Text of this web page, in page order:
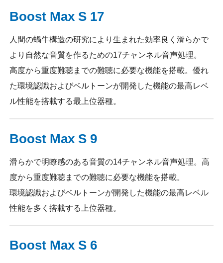
Boost Max S 17
人間の蝸牛構造の研究により生まれた効率良く滑らかで
より自然な音質を作るための17チャンネル音声処理。
高度から重度難聴までの難聴に必要な機能を搭載。優れ
た環境認識およびベルトーンが開発した機能の最高レベ
ル性能を搭載する最上位器種。
Boost Max S 9
滑らかで明瞭感のある音質の14チャンネル音声処理。高
度から重度難聴までの難聴に必要な機能を搭載。
環境認識およびベルトーンが開発した機能の最高レベル
性能を多く搭載する上位器種。
Boost Max S 6